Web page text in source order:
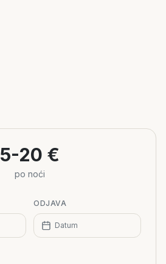
5-20 €
po noći
ODJAVA
Datum